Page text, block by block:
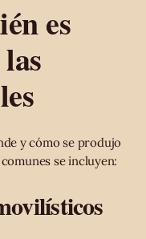
es
y cómo se produjo
se incluyen: